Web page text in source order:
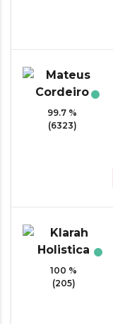
99.7 %
(6323)
100 %
(205)